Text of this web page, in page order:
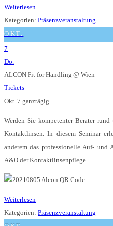
Weiterlesen
Kategorien: Präsenzveranstaltung
OKT.
7
Do.
ALCON Fit for Handling @ Wien
Tickets
Okt. 7 ganztägig
Werden Sie kompetenter Berater
Kontaktlinsen. In diesem Seminar
anderem das professionelle Auf- und
A&O der Kontaktlinsenpflege.
Weiterlesen
Kategorien: Präsenzveranstaltung